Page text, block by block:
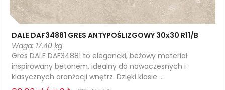
DALE DAF34881 GRES ANTYPOŚLIZGOWY 30x30 R11/B
Waga: 17.40 kg
Gres DALE DAF34881 to elegancki, beżowy materiał
inspirowany betonem, idealny do nowoczesnych i
klasycznych aranżacji wnętrz. Dzięki klasie ...